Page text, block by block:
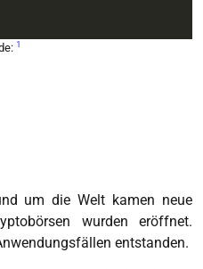
1
um die Welt kamen neue
wurden eröffnet.
entstanden.